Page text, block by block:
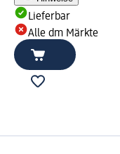
Lieferbar
Alle dm Märkte